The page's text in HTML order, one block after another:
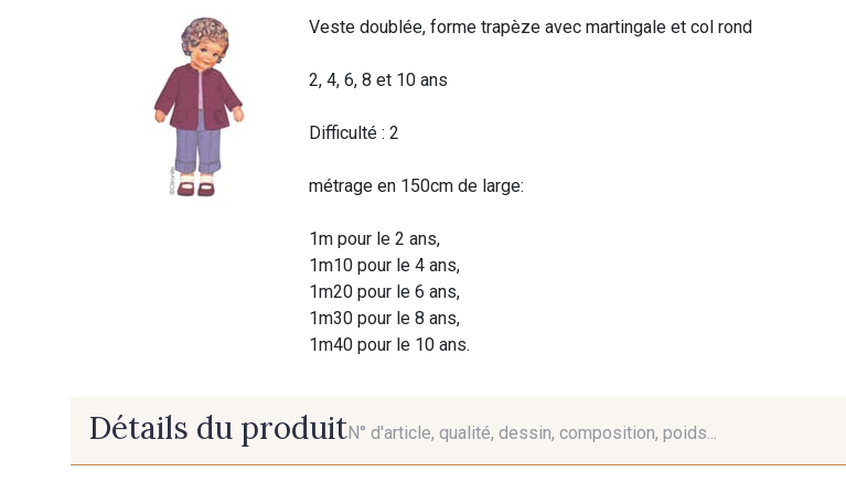
Veste doublée, forme trapèze avec martingale et col rond
2, 4, 6, 8 et 10 ans
Difficulté : 2
métrage en 150cm de large:
1m pour le 2 ans,
1m10 pour le 4 ans,
1m20 pour le 6 ans,
1m30 pour le 8 ans,
1m40 pour le 10 ans.
Détails du produitN° d'article, qualité, dessin, composition, poids...